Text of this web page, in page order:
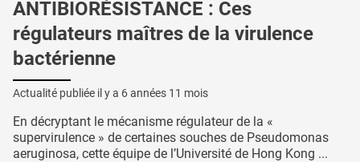
ANTIBIORÉSISTANCE : Ces
régulateurs maîtres de la virulence
bactérienne
Actualité publiée il y a 6 années 11 mois
En décryptant le mécanisme régulateur de la «
supervirulence » de certaines souches de Pseudomonas
aeruginosa, cette équipe de l’Université de Hong Kong ...